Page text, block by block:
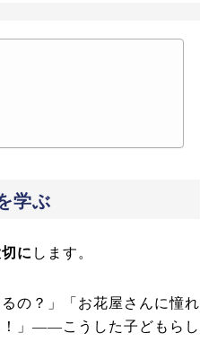
学ぶ
に します。
の？」「お花屋さんに憧れ
！」——こうした子どもらし